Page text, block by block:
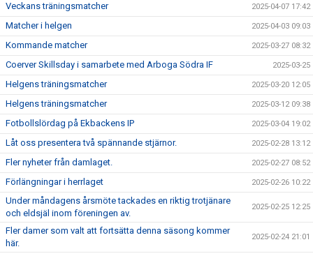
Veckans träningsmatcher 2025-04-07 17:42
Matcher i helgen 2025-04-03 09:03
Kommande matcher 2025-03-27 08:32
Coerver Skillsday i samarbete med Arboga Södra IF 2025-03-25
Helgens träningsmatcher 2025-03-20 12:05
Helgens träningsmatcher 2025-03-12 09:38
Fotbollslördag på Ekbackens IP 2025-03-04 19:02
Låt oss presentera två spännande stjärnor. 2025-02-28 13:12
Fler nyheter från damlaget. 2025-02-27 08:52
Förlängningar i herrlaget 2025-02-26 10:22
Under måndagens årsmöte tackades en riktig trotjänare
och eldsjäl inom föreningen av.
2025-02-25 12:25
Fler damer som valt att fortsätta denna säsong kommer
här.
2025-02-24 21:01